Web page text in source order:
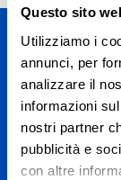
Questo sito
Utilizziamo i
annunci, per
analizzare il
informazioni
nostri partner
pubblicità e
con altre
Spediamo in
Romandia
ovviamente,